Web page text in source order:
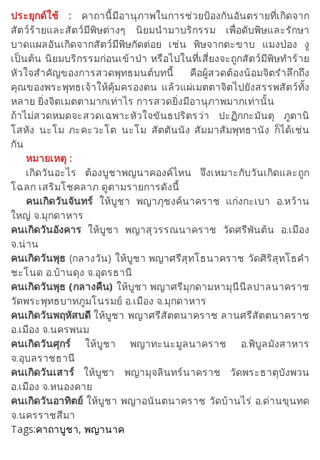
ประยุกต์ใช้ : คาถานี้มีอานุภาพในการช่วยป้องกันอันตรายที่เกิดจาก
สัตว์ร้ายและสัตว์มีพิษต่างๆ นิยมนำมาบริกรรม เพื่อดับพิษและรักษา
บาดแผลอันเกิดจากสัตว์มีพิษกัดต่อย เช่น พิษจากตะขาบ แมงป่อง งู
เป็นต้น นิยมบริกรรมก่อนเข้าป่า หรือไปในที่เสี่ยงจะถูกสัตว์มีพิษทำร้าย
หัวใจสำคัญของการสวดพุทธมนต์บทนี้ คือผู้สวดต้องน้อมจิตรำลึกถึง
คุณของพระพุทธเจ้าให้คุ้มครองตน แล้วแผ่เมตตาจิตไปยังสรรพสัตว์ทั้ง
หลาย ยิ่งจิตเมตตามากเท่าไร การสวดยิ่งมีอานุภาพมากเท่านั้น
ถ้าไม่สวดหมดจะสวดเฉพาะหัวใจขันธปริตรว่า ปะฏิกกะมันตุ ภูตานิ
โสหัง นะโม ภะคะวะโต นะโม สัตตันนัง สัมมาสัมพุทธานัง ก็ได้เช่น
กัน
หมายเหตุ :
เกิดวันอะไร ต้องบูชาพญนาคองค์ไหน จึงเหมาะกับวันเกิดและถูก
โฉลก เสริมโชคลาภ ดูตามรายการดังนี้
คนเกิดวันจันทร์ ให้บูชา พญาภุชงค์นาคราช แก่งกะเบา อ.หว้าน
ใหญ่ จ.มุกดาหาร
คนเกิดวันอังคาร ให้บูชา พญาสุวรรณนาคราช วัดศรีพันต้น อ.เมือง
จ.น่าน
คนเกิดวันพุธ (กลางวัน) ให้บูชา พญาศรีสุทโธนาคราช วัดศิริสุทโธคำ
ชะโนด อ.บ้านดุง จ.อุดรธานี
คนเกิดวันพุธ (กลางคืน) ให้บูชา พญาศรีมุกดามหามุนีนีลปาลนาคราช
วัดพระพุทธบาทภูมโนรมย์ อ.เมือง จ.มุกดาหาร
คนเกิดวันพฤหัสบดีให้บูชา พญาศรีสัตตนาคราช ลานศรีสัตตนาคราช
อ.เมือง จ.นครพนม
คนเกิดวันศุกร์ ให้บูชา พญาทะนะมูลนาคราช อ.พิบูลมังสาหาร
จ.อุบลราชธานี
คนเกิดวันเสาร์ ให้บูชา พญามุจลินทร์นาคราช วัดพระธาตุบังพวน
อ.เมือง จ.หนองคาย
คนเกิดวันอาทิตย์ ให้บูชา พญาอนันตนาคราช วัดบ้านไร่ อ.ด่านขุนทด
จ.นครราชสีมา
Tags:คาถาบูชา, พญานาค